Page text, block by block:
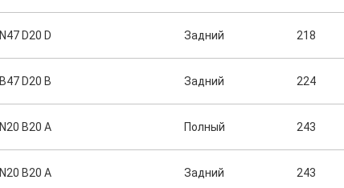
N47 D20 D Задний 218
B47 D20 B Задний 224
N20 B20 A Полный 243
N20 B20 A Задний 243